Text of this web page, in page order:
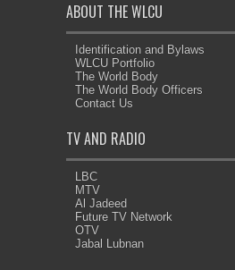
ABOUT THE WLCU
Identification and Bylaws
WLCU Portfolio
The World Body
The World Body Officers
Contact Us
TV AND RADIO
LBC
MTV
Al Jadeed
Future TV Network
OTV
Jabal Lubnan